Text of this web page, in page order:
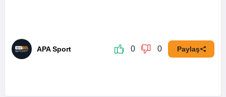
APA Sport 0 0 Paylaş